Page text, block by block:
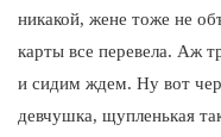
никакой, жене тоже не
карты все перевела. Аж
и сидим ждем. Ну вот
девчушка, щупленькая